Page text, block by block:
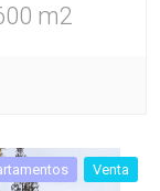
m2
Venta